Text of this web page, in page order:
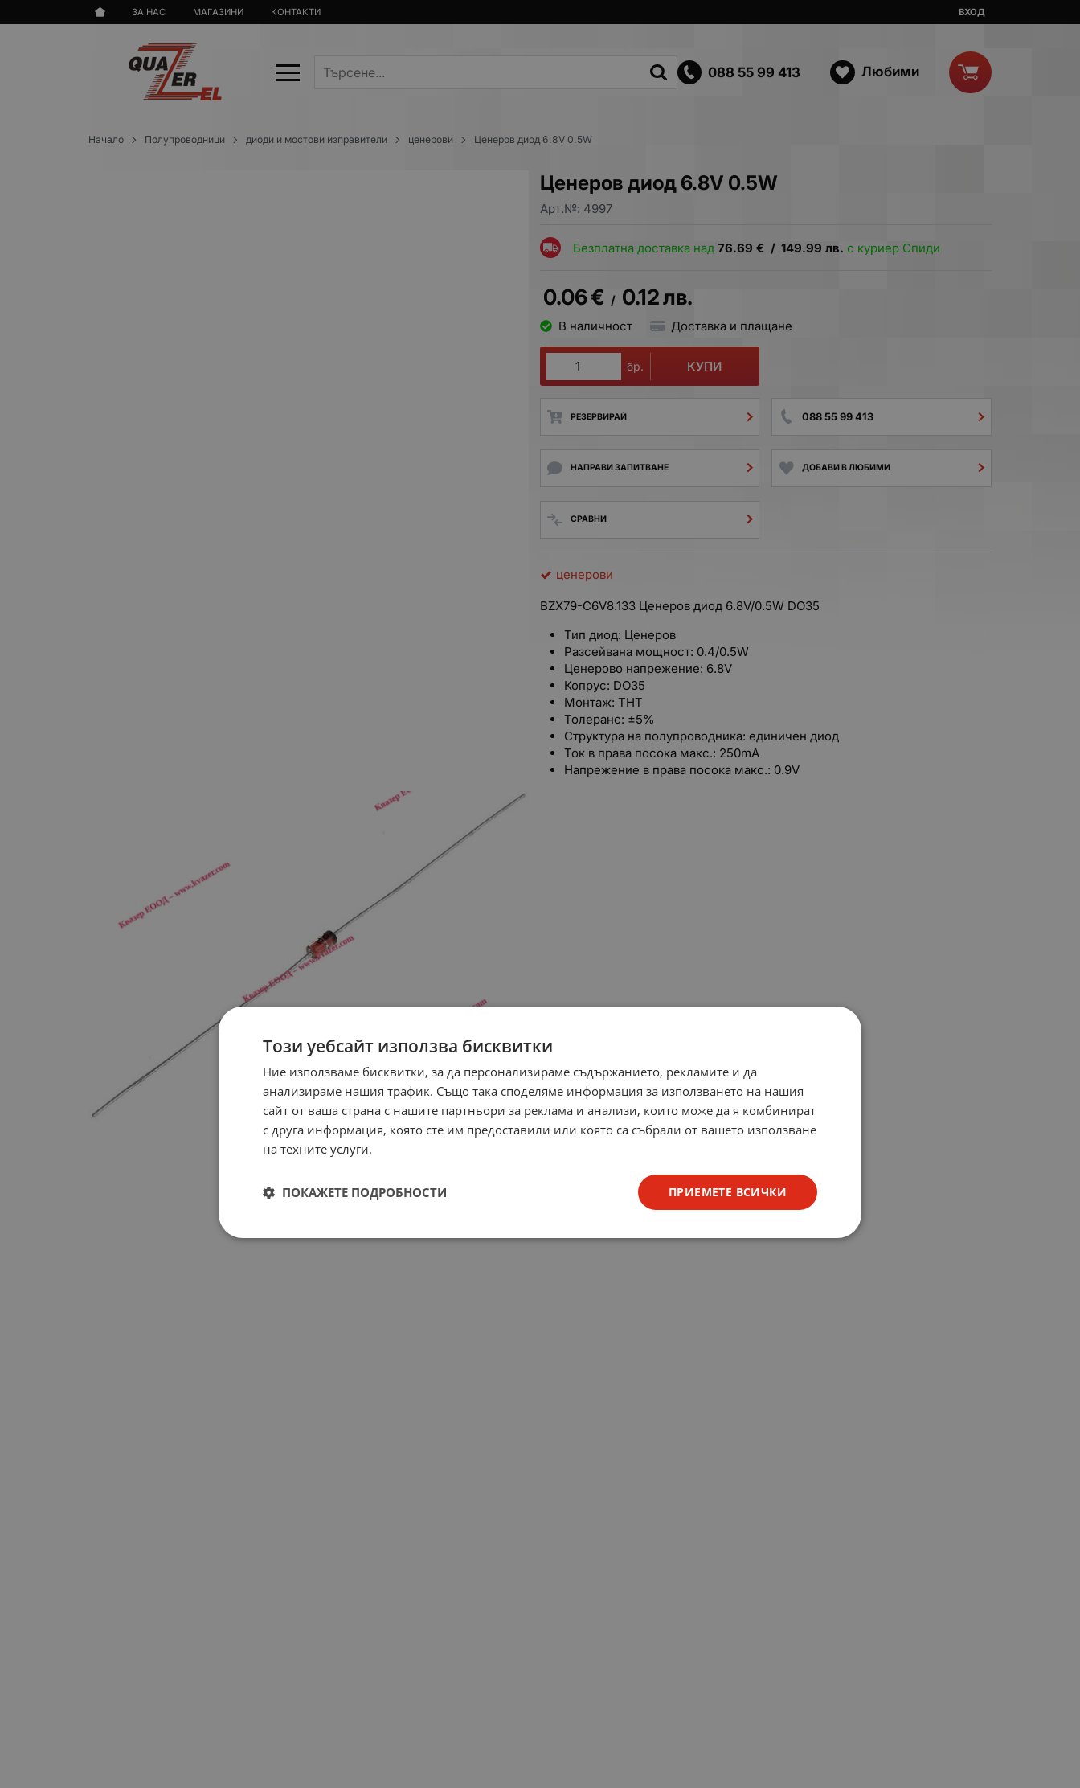
ЗА НАС МАГАЗИНИ КОНТАКТИ ВХОД
088 55 99 413 Любими
Начало Полупроводници диоди и мостови изправители ценерови Ценеров диод 6.8V 0.5W
Ценеров диод 6.8V 0.5W
Арт.№: 4997
Безплатна доставка над76.69 € / 149.99 лв. с куриер Спиди
0.06€ / 0.12лв.
В наличност Доставка и плащане
бр. КУПИ
РЕЗЕРВИРАЙ 088 55 99 413
НАПРАВИ ЗАПИТВАНЕ ДОБАВИ В ЛЮБИМИ
СРАВНИ
ценерови
BZX79-C6V8.133 Ценеров диод 6.8V/0.5W DO35
Тип диод: Ценеров
Разсейвана мощност: 0.4/0.5W
Ценерово напрежение: 6.8V
Копрус: DO35
Монтаж: THT
Толеранс: ±5%
Структура на полупроводника: единичен диод
Ток в права посока макс.: 250mA
Напрежение в права посока макс.: 0.9V
Този уебсайт използва бисквитки
Ние използваме бисквитки, за да персонализираме съдържанието, рекламите и да
анализираме нашия трафик. Също така споделяме информация за използването на нашия
сайт от ваша страна с нашите партньори за реклама и анализи, които може да я комбинират
с друга информация, която сте им предоставили или която са събрали от вашето използване
на техните услуги.
ПРИЕМЕТЕ ВСИЧКИ
ПОКАЖЕТЕ ПОДРОБНОСТИ